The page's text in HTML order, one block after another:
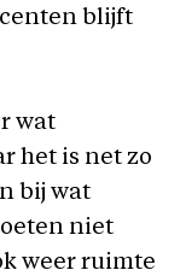
blijft
wat
het is net zo
bij wat
niet
weer ruimte